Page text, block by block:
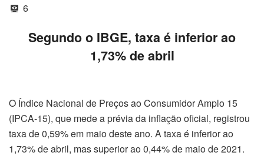
6
Segundo o IBGE, taxa é inferior ao
1,73% de abril
O Índice Nacional de Preços ao Consumidor Amplo 15
(IPCA-15), que mede a prévia da inflação oficial, registrou
taxa de 0,59% em maio deste ano. A taxa é inferior ao
1,73% de abril, mas superior ao 0,44% de maio de 2021.